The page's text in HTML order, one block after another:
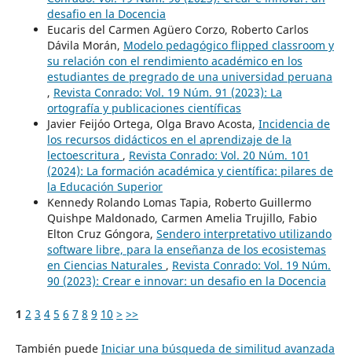
desafio en la Docencia
Eucaris del Carmen Agüero Corzo, Roberto Carlos
Dávila Morán, Modelo pedagógico flipped classroom y
su relación con el rendimiento académico en los
estudiantes de pregrado de una universidad peruana
, Revista Conrado: Vol. 19 Núm. 91 (2023): La
ortografía y publicaciones científicas
Javier Feijóo Ortega, Olga Bravo Acosta, Incidencia de
los recursos didácticos en el aprendizaje de la
lectoescritura , Revista Conrado: Vol. 20 Núm. 101
(2024): La formación académica y científica: pilares de
la Educación Superior
Kennedy Rolando Lomas Tapia, Roberto Guillermo
Quishpe Maldonado, Carmen Amelia Trujillo, Fabio
Elton Cruz Góngora, Sendero interpretativo utilizando
software libre, para la enseñanza de los ecosistemas
en Ciencias Naturales , Revista Conrado: Vol. 19 Núm.
90 (2023): Crear e innovar: un desafio en la Docencia
1 2 3 4 5 6 7 8 9 10 > >>
También puede Iniciar una búsqueda de similitud avanzada